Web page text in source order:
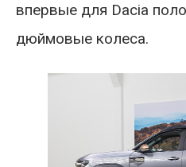
впервые для Dacia
дюймовые колеса.